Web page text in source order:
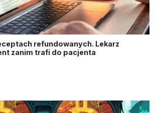
refundowanych. Lekarz
zanim trafi do pacjenta